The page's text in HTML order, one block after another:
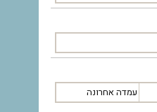
עמדה אחרונה